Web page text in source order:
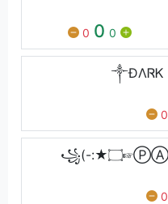
0 0 0
༒ĐΛᏒᏦ
0
0